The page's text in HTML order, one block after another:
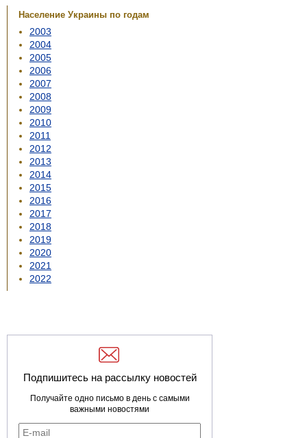
Население Украины по годам
2003
2004
2005
2006
2007
2008
2009
2010
2011
2012
2013
2014
2015
2016
2017
2018
2019
2020
2021
2022
Подпишитесь на рассылку новостей
Получайте одно письмо в день с самыми
важными новостями